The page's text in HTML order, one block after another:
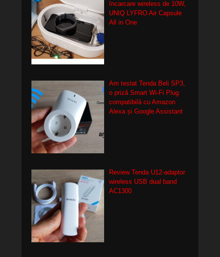
încarcare wireless de 10W,
UNIQ LYFRO Air Capsule
All in One
Am testat Tenda Beli SP3,
o priză Smart Wi-Fi Plug
compatibilă cu Amazon
Alexa și Google Assistant
Review Tenda U12-adaptor
wireless USB dual band
AC1300